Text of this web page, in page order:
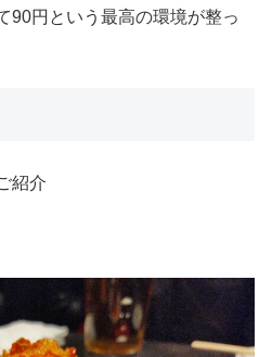
90円という最高の環境が整っ
紹介